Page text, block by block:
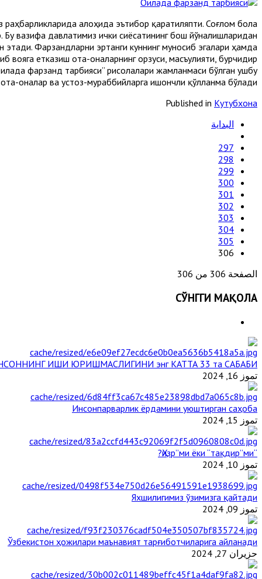
алоҳида эътибор қаратиляпти. Соғлом бола
вазифа давлатимиз ички сиёсатининг бош йўналишларидан
Фарзандларни эртанги куннинг муносиб эгалари ҳамда
вояга етказиш ота-оналарнинг орзуси, масъулияти, бурчидир.
фарзанд тарбияси” рисолалари жамланмаси бўлган ушбу
оналар ва устоз-мураббийларга ишончли қўлланма бўлади.
Published in Кутубхона
البداية
297
298
299
300
301
302
303
304
305
306
الصفحة 306 من 306
СЎНГГИ МАҚОЛА
ИШИ ЮРИШМАСЛИГИНИ энг КАТТА 33 та САБАБИ
تموز 16, 2024
Инсонпарварлик ёрдамини уюштирган саҳоба
تموز 15, 2024
“Ҳизр”ми ёки “тақдир”ми?
تموز 10, 2024
Яхшилигимиз ўзимизга қайтади
تموز 09, 2024
Ўзбекистон ҳожилари маънавият тарғиботчиларига айланади
حزيران 27, 2024